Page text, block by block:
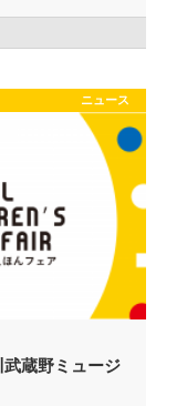
ニュース
蔵野ミュージ